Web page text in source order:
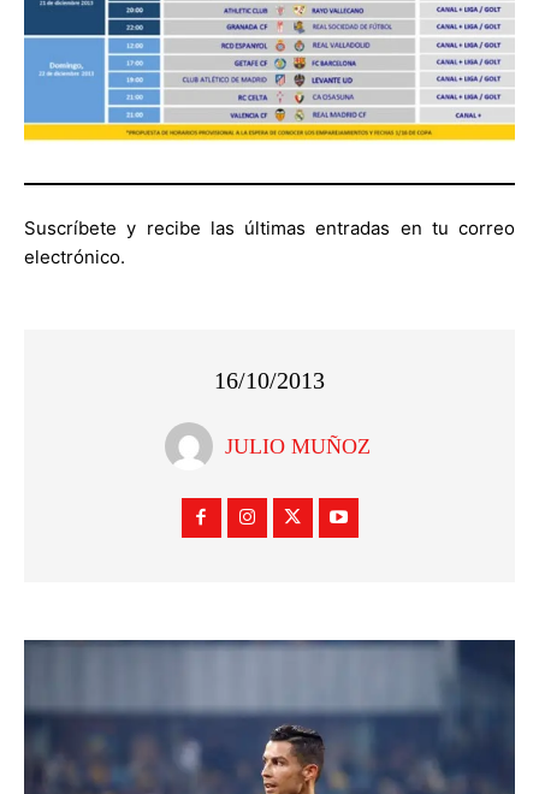
Suscríbete y recibe las últimas entradas en tu correo
electrónico.
16/10/2013
JULIO MUÑOZ